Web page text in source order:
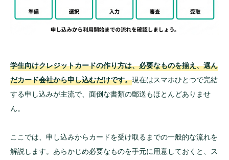
【高校生・18歳未満】原則不可！デビットカー
ドや家族カードで代用する
ド6選
JCB カード W｜39歳以下限定！
Amazon.co.jp・スターバックスで高還元
学生専用ライフカード｜海外利用で4%キャッシ
ュバックの留学必須カード
学生向けクレジットカードの作り方は、必要なものを揃え、選ん
だカード会社から申し込むだけです。現在はスマホひとつで完結
する申し込みが主流で、面倒な書類の郵送もほとんどありませ
ん。
ここでは、申し込みからカードを受け取るまでの一般的な流れを
解説します。あらかじめ必要なものを手元に用意しておくと、ス